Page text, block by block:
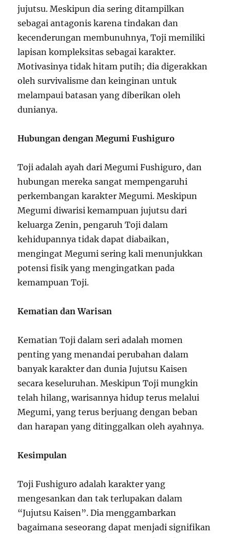
jujutsu. Meskipun dia sering ditampilkan
sebagai antagonis karena tindakan dan
kecenderungan membunuhnya, Toji memiliki
lapisan kompleksitas sebagai karakter.
Motivasinya tidak hitam putih; dia digerakkan
oleh survivalisme dan keinginan untuk
melampaui batasan yang diberikan oleh
dunianya.
Hubungan dengan Megumi Fushiguro
Toji adalah ayah dari Megumi Fushiguro, dan
hubungan mereka sangat mempengaruhi
perkembangan karakter Megumi. Meskipun
Megumi diwarisi kemampuan jujutsu dari
keluarga Zenin, pengaruh Toji dalam
kehidupannya tidak dapat diabaikan,
mengingat Megumi sering kali menunjukkan
potensi fisik yang mengingatkan pada
kemampuan Toji.
Kematian dan Warisan
Kematian Toji dalam seri adalah momen
penting yang menandai perubahan dalam
banyak karakter dan dunia Jujutsu Kaisen
secara keseluruhan. Meskipun Toji mungkin
telah hilang, warisannya hidup terus melalui
Megumi, yang terus berjuang dengan beban
dan harapan yang ditinggalkan oleh ayahnya.
Kesimpulan
Toji Fushiguro adalah karakter yang
mengesankan dan tak terlupakan dalam
“Jujutsu Kaisen”. Dia menggambarkan
bagaimana seseorang dapat menjadi signifikan